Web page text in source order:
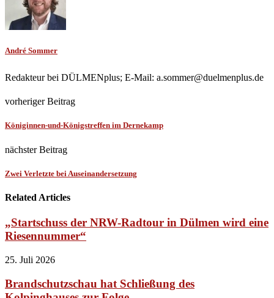
André Sommer
Redakteur bei DÜLMENplus; E-Mail: a.sommer@duelmenplus.de
vorheriger Beitrag
Königinnen-und-Königstreffen im Dernekamp
nächster Beitrag
Zwei Verletzte bei Auseinandersetzung
Related Articles
„Startschuss der NRW-Radtour in Dülmen wird eine
Riesennummer“
25. Juli 2026
Brandschutzschau hat Schließung des